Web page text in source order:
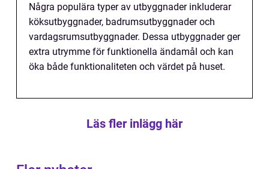
Några populära typer av utbyggnader inkluderar
köksutbyggnader, badrumsutbyggnader och
vardagsrumsutbyggnader. Dessa utbyggnader ger
extra utrymme för funktionella ändamål och kan
öka både funktionaliteten och värdet på huset.
Läs fler inlägg här